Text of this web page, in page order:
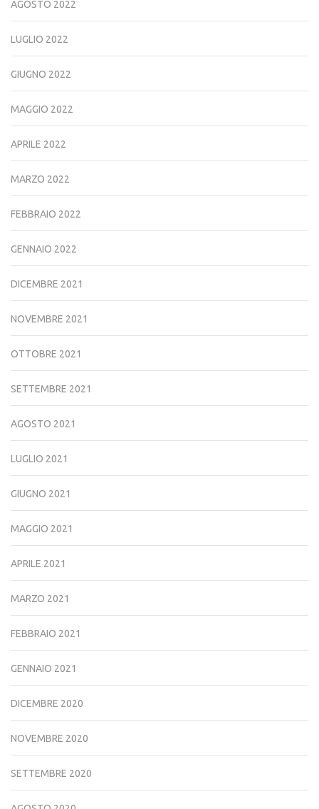
AGOSTO 2022
LUGLIO 2022
GIUGNO 2022
MAGGIO 2022
APRILE 2022
MARZO 2022
FEBBRAIO 2022
GENNAIO 2022
DICEMBRE 2021
NOVEMBRE 2021
OTTOBRE 2021
SETTEMBRE 2021
AGOSTO 2021
LUGLIO 2021
GIUGNO 2021
MAGGIO 2021
APRILE 2021
MARZO 2021
FEBBRAIO 2021
GENNAIO 2021
DICEMBRE 2020
NOVEMBRE 2020
SETTEMBRE 2020